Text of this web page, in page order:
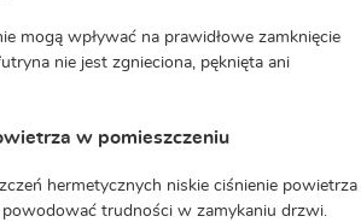
mogą wpływać na prawidłowe zamknięcie
nie jest zgnieciona, pęknięta ani
w pomieszczeniu
hermetycznych niskie ciśnienie powietrza
trudności w zamykaniu drzwi.